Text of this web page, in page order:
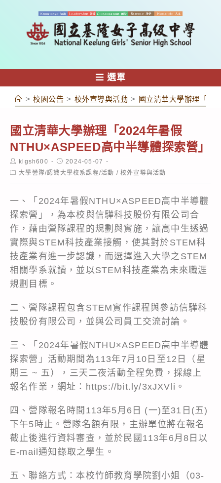
容
選單
> 校園公告 > 校外宣導與活動 > 國立清華大學辦理「
國立清華大學辦理「2024年暑假
NTHU×ASPEED高中半導體探索營」
Post
author:
klgsh600
Post
published:
2024-05-07
Post大學營隊/認識大學校系課程/活動 / 校外宣導與活動
一、「2024年暑假NTHU×ASPEED高中半導體
探索營」，為本校與信驊科技股份有限公司合
作，藉由營隊課程的規劃與實施，讓高中生透過
實際與STEM科技產業接觸，使其對於STEM科
技產業有進一步認識，而選擇進入大學之STEM
相關學系就讀，並以STEM科技產業為未來職涯
規劃目標。
二、營隊課程包含STEM實作課程與參訪信驊科
技股份有限公司，並與公司員工交流討論。
三、「2024年暑假NTHU×ASPEED高中半導體
探索營」活動期間為113年7月10日至12日（星
期三 ~ 五），三天二夜活動全程免費，採線上
報名作業，網址：https://bit.ly/3xJXVli。
四、營隊報名時間113年5月6日 (一)至31日(五)
下午5時止。營隊名額有限，主辦單位將在報名
截止後進行資料審查，並於民國113年6月8日以
E-mail通知錄取之學生。
五、聯絡方式：本校竹師教育學院劉小姐（03-